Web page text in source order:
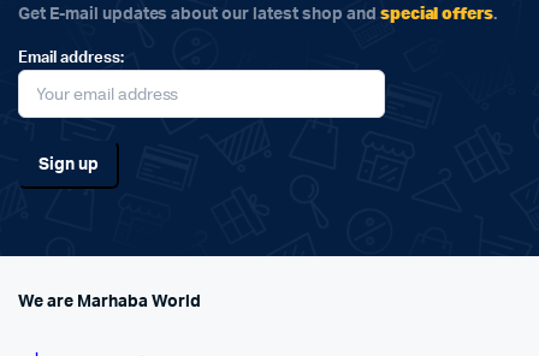
Get E-mail updates about our latest shop and special offers.
Email address:
We are Marhaba World